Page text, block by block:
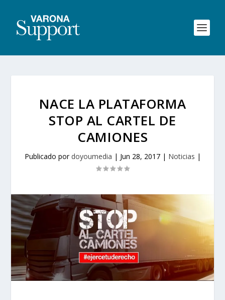
NACE LA PLATAFORMA
STOP AL CARTEL DE
CAMIONES
Publicado por doyoumedia | Jun 28, 2017| Noticias |